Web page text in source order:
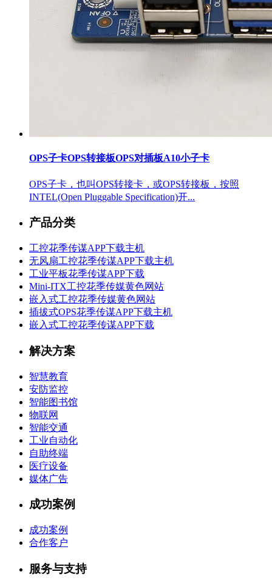
OPS子卡OPS转接板OPS对插板A10小子卡
OPS子卡，也叫OPS转接卡，或OPS转接板，按照
INTEL(Open Pluggable Specification)开...
产品分类
工控花季传谋APP下载主机
无风扇工控花季传谋APP下载主机
工业平板花季传谋APP下载
Mini-ITX工控花季传媒黄色网站
嵌入式工控花季传媒黄色网站
插拔式OPS花季传谋APP下载主机
嵌入式工控花季传谋APP下载
解决方案
智慧教育
安防监控
智能图书馆
物联网
智能交通
工业自动化
自助终端
医疗设备
媒体广告
成功案例
成功案例
合作客户
服务与支持